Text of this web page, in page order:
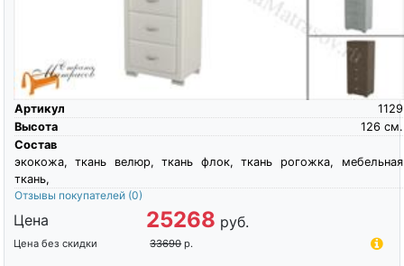
Артикул
1129
Высота
см.
126
Состав
экокожа, ткань велюр, ткань флок, ткань рогожка, мебельная
ткань,
Отзывы покупателей (0)
Цена 25268 руб.
Цена без скидки 33690 р.